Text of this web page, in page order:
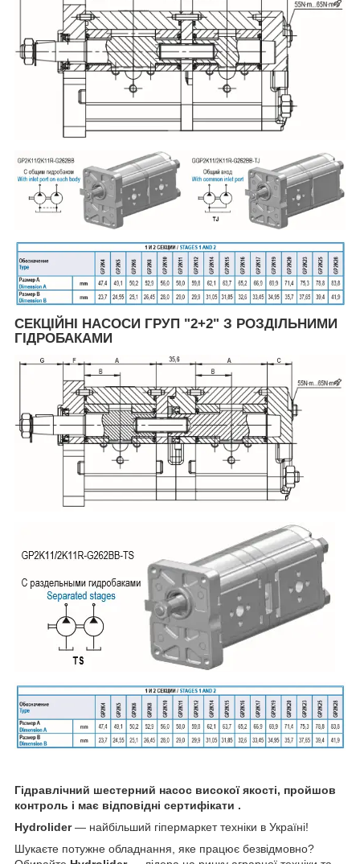
СЕКЦІЙНІ НАСОСИ ГРУП "2+2" З РОЗДІЛЬНИМИ
ГІДРОБАКАМИ
Гідравлічний шестерний насос високої якості, пройшов
контроль і має відповідні сертифікати .
Hydrolider— найбільший гіпермаркет техніки в Україні!
Шукаєте потужне обладнання, яке працює безвідмовно?